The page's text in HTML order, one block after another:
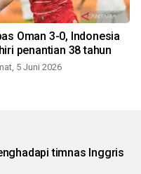
Oman 3-0, Indonesia
penantian 38 tahun
5 Juni 2026
timnas Inggris